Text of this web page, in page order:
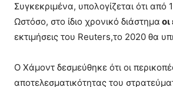
Συγκεκριμένα, υπολογίζεται ότι
Ωστόσο, στο ίδιο χρονικό διάστημα
εκτιμήσεις του Reuters,το 2020 θα
Ο Χάμοντ δεσμεύθηκε ότι οι
αποτελεσματικότητας του